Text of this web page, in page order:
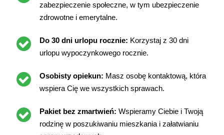
zabezpieczenie społeczne, w tym ubezpieczenie
zdrowotne i emerytalne.
Do 30 dni urlopu rocznie: Korzystaj z 30 dni
urlopu wypoczynkowego rocznie.
Osobisty opiekun: Masz osobę kontaktową, która
wspiera Cię we wszystkich sprawach.
Pakiet bez zmartwień: Wspieramy Ciebie i Twoją
rodzinę w poszukiwaniu mieszkania i załatwianiu